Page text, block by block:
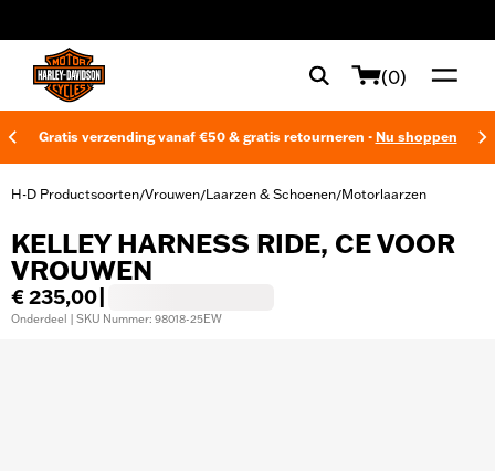
(0)
Gratis verzending vanaf €50 & gratis retourneren - Nu shoppen
H-D Productsoorten/Vrouwen/Laarzen & Schoenen/Motorlaarzen
KELLEY HARNESS RIDE, CE VOOR
VROUWEN
€ 235,00
Onderdeel | SKU Nummer: 98018-25EW